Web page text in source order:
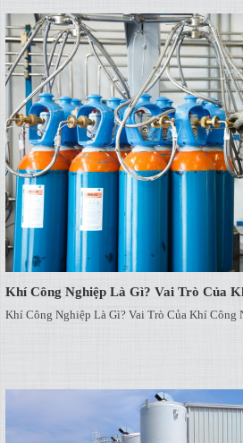
Khí Công Nghiệp Là Gì? Vai Trò Của
Khí Công Nghiệp Là Gì? Vai Trò Của Khí Công